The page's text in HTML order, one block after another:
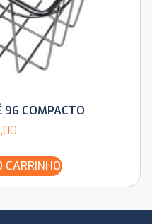
96 COMPACTO
CARRINHO